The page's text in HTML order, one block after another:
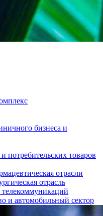
бизнеса и
потребительских товаров
отрасли
отрасль
и автомобильный сектор